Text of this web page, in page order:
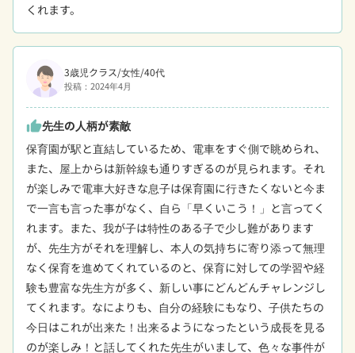
くれます。
3歳児クラス/女性/40代
投稿：2024年4月
thumb_up先生の人柄が素敵
保育園が駅と直結しているため、電車をすぐ側で眺められ、
また、屋上からは新幹線も通りすぎるのが見られます。それ
が楽しみで電車大好きな息子は保育園に行きたくないと今ま
で一言も言った事がなく、自ら「早くいこう！」と言ってく
れます。また、我が子は特性のある子で少し難があります
が、先生方がそれを理解し、本人の気持ちに寄り添って無理
なく保育を進めてくれているのと、保育に対しての学習や経
験も豊富な先生方が多く、新しい事にどんどんチャレンジし
てくれます。なによりも、自分の経験にもなり、子供たちの
今日はこれが出来た！出来るようになったという成長を見る
のが楽しみ！と話してくれた先生がいまして、色々な事件が